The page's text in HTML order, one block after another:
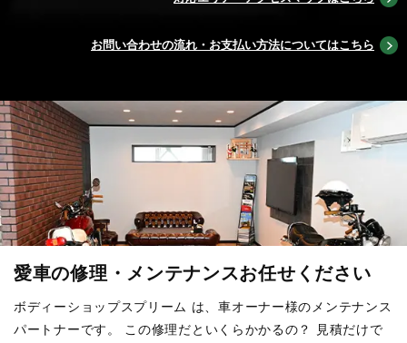
お問い合わせの流れ・お支払い方法についてはこちら
愛車の修理・メンテナンスお任せください
ボディーショップスプリーム は、車オーナー様のメンテナンス
パートナーです。
この修理だといくらかかるの？ 見積だけで